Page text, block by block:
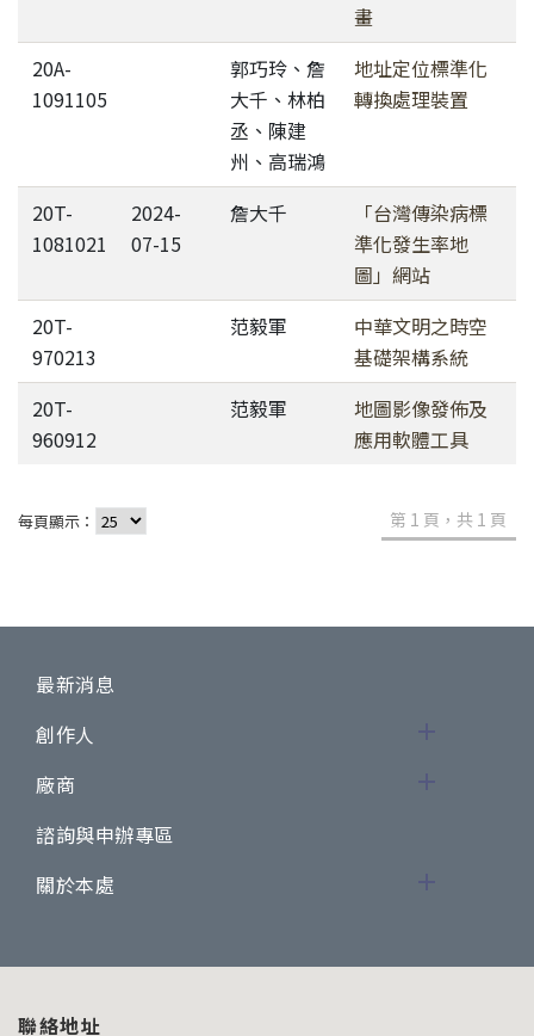
畫
20A-
1091105
郭巧玲、詹
大千、林柏
丞、陳建
州、高瑞鴻
地址定位標準化
轉換處理裝置
20T-
1081021
2024-
07-15
詹大千
「台灣傳染病標
準化發生率地
圖」網站
20T-
970213
范毅軍
中華文明之時空
基礎架構系統
20T-
960912
范毅軍
地圖影像發佈及
應用軟體工具
每頁顯示： 第 1 頁，共 1 頁
最新消息
創作人
廠商
諮詢與申辦專區
關於本處
聯絡地址